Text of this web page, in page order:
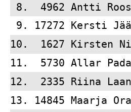
8.  4962 Antti
9. 17272
Kersti
10.  1627 Kirsten
11.  5730 Allar
12.  2335 Riina
13. 14845 Maarja